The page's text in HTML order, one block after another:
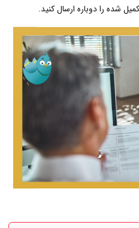
شده را دوباره ارسال کنید.